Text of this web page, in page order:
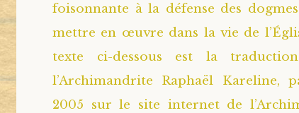
foisonnante à la défense des
mettre en œuvre dans la vie de
texte ci-dessous est la
l’Archimandrite Raphaël Kareline,
2005 sur le site internet de